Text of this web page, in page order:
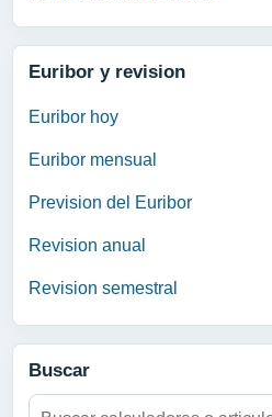
Euribor y revision
Euribor hoy
Euribor mensual
Prevision del Euribor
Revision anual
Revision semestral
Buscar
Buscar: